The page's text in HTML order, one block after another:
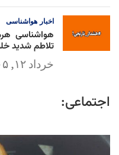
اخبار هواشناسی
هواشناسی
تلاطم شدید
خرداد ۱۲, ۱۴۰۵
اجتماعی: